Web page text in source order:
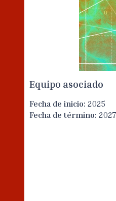
Equipo asociado
Fecha de inicio: 2025
Fecha de término: 2027